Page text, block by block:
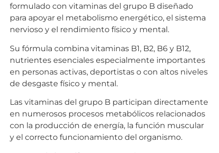
formulado con vitaminas del grupo B diseñado
para apoyar el metabolismo energético, el sistema
nervioso y el rendimiento físico y mental.
Su fórmula combina vitaminas B1, B2, B6 y B12,
nutrientes esenciales especialmente importantes
en personas activas, deportistas o con altos niveles
de desgaste físico y mental.
Las vitaminas del grupo B participan directamente
en numerosos procesos metabólicos relacionados
con la producción de energía, la función muscular
y el correcto funcionamiento del organismo.